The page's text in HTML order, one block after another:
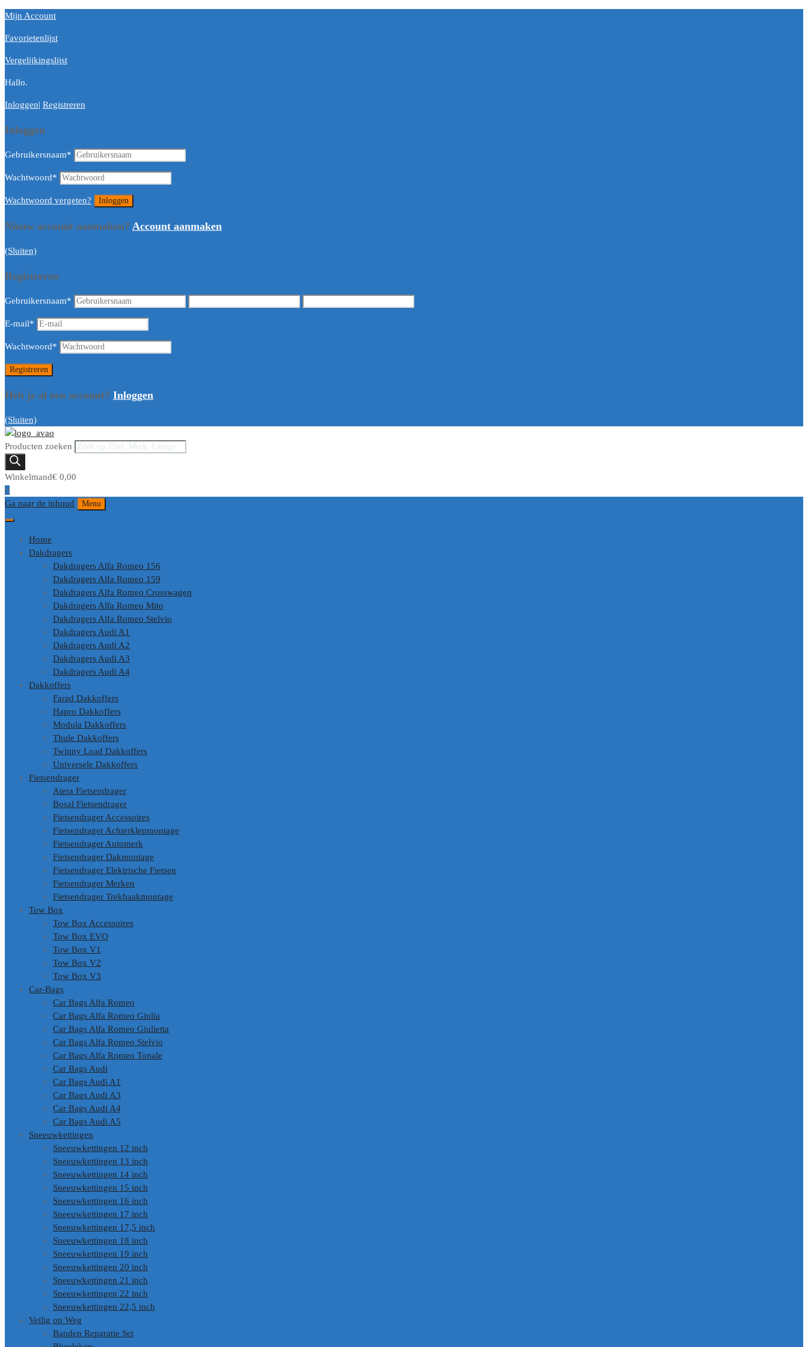
Mijn Account
Favorietenlijst
Vergelijkingslijst
Hallo.
Inloggen| Registreren
Inloggen
Gebruikersnaam*
Wachtwoord*
Wachtwoord vergeten?
Nieuw account aanmaken? Account aanmaken
(Sluiten)
Registreren
Gebruikersnaam*
E-mail*
Wachtwoord*
Heb je al een account? Inloggen
(Sluiten)
Producten zoeken
Winkelmand€ 0,00
0
Ga naar de inhoud
Menu
Home
Dakdragers
Dakdragers Alfa Romeo 156
Dakdragers Alfa Romeo 159
Dakdragers Alfa Romeo Crosswagen
Dakdragers Alfa Romeo Mito
Dakdragers Alfa Romeo Stelvio
Dakdragers Audi A1
Dakdragers Audi A2
Dakdragers Audi A3
Dakdragers Audi A4
Dakkoffers
Farad Dakkoffers
Hapro Dakkoffers
Modula Dakkoffers
Thule Dakkoffers
Twinny Load Dakkoffers
Universele Dakkoffers
Fietsendrager
Atera Fietsendrager
Bosal Fietsendrager
Fietsendrager Accessoires
Fietsendrager Achterklepmontage
Fietsendrager Automerk
Fietsendrager Dakmontage
Fietsendrager Elektrische Fietsen
Fietsendrager Merken
Fietsendrager Trekhaakmontage
Tow Box
Tow Box Accessoires
Tow Box EVO
Tow Box V1
Tow Box V2
Tow Box V3
Car-Bags
Car Bags Alfa Romeo
Car Bags Alfa Romeo Giulia
Car Bags Alfa Romeo Giulietta
Car Bags Alfa Romeo Stelvio
Car Bags Alfa Romeo Tonale
Car Bags Audi
Car Bags Audi A1
Car Bags Audi A3
Car Bags Audi A4
Car Bags Audi A5
Sneeuwkettingen
Sneeuwkettingen 12 inch
Sneeuwkettingen 13 inch
Sneeuwkettingen 14 inch
Sneeuwkettingen 15 inch
Sneeuwkettingen 16 inch
Sneeuwkettingen 17 inch
Sneeuwkettingen 17,5 inch
Sneeuwkettingen 18 inch
Sneeuwkettingen 19 inch
Sneeuwkettingen 20 inch
Sneeuwkettingen 21 inch
Sneeuwkettingen 22 inch
Sneeuwkettingen 22,5 inch
Veilig op Weg
Banden Reparatie Set